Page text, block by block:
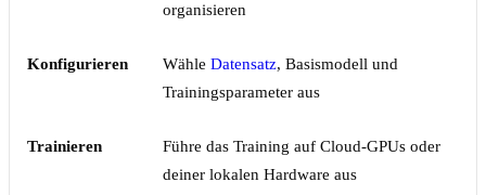
organisieren
Konfigurieren Wähle Datensatz, Basismodell und
Trainingsparameter aus
Trainieren
Führe das Training auf Cloud-GPUs oder
deiner lokalen Hardware aus